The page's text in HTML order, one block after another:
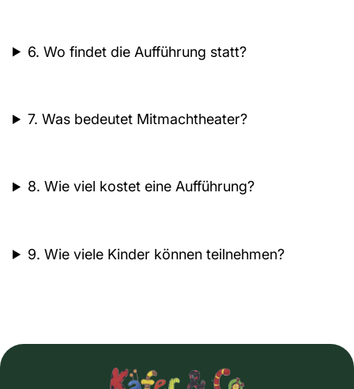
6. Wo findet die Aufführung statt?
7. Was bedeutet Mitmachtheater?
8. Wie viel kostet eine Aufführung?
9. Wie viele Kinder können teilnehmen?